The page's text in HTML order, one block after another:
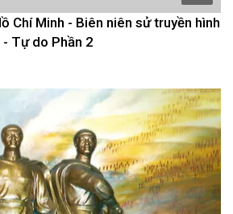
Chí Minh - Biên niên sử truyền hình
Tự do Phần 2